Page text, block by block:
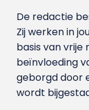
De redactie
Zij werken in
basis van vrije
beïnvloeding
geborgd door
wordt